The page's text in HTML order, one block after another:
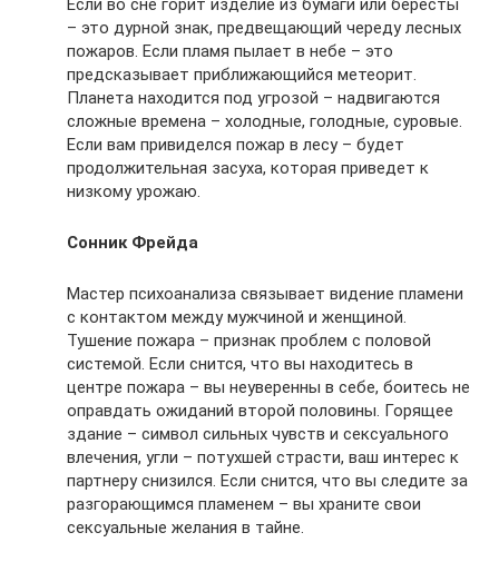
Если во сне горит изделие из бумаги или бересты
– это дурной знак, предвещающий череду лесных
пожаров. Если пламя пылает в небе – это
предсказывает приближающийся метеорит.
Планета находится под угрозой – надвигаются
сложные времена – холодные, голодные, суровые.
Если вам привиделся пожар в лесу – будет
продолжительная засуха, которая приведет к
низкому урожаю.
Сонник Фрейда
Мастер психоанализа связывает видение пламени
с контактом между мужчиной и женщиной.
Тушение пожара – признак проблем с половой
системой. Если снится, что вы находитесь в
центре пожара – вы неуверенны в себе, боитесь не
оправдать ожиданий второй половины. Горящее
здание – символ сильных чувств и сексуального
влечения, угли – потухшей страсти, ваш интерес к
партнеру снизился. Если снится, что вы следите за
разгорающимся пламенем – вы храните свои
сексуальные желания в тайне.